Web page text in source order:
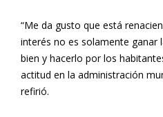
“Me da gusto que está
interés no es solamente ganar
bien y hacerlo por los
actitud en la administración
refirió.